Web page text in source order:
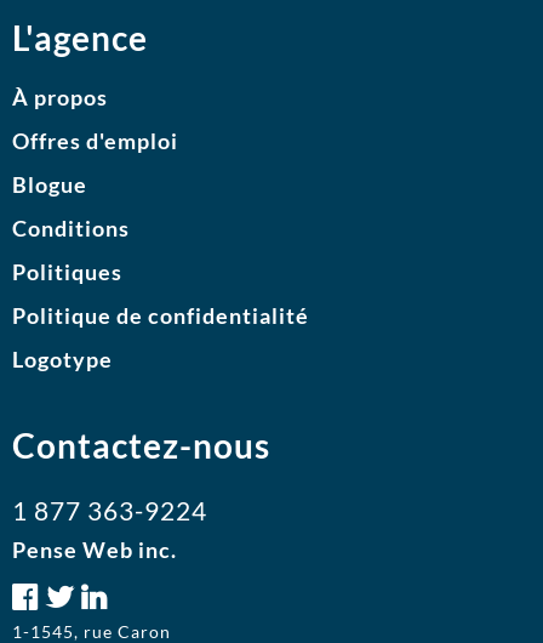
L'agence
À propos
Offres d'emploi
Blogue
Conditions
Politiques
Politique de confidentialité
Logotype
Contactez-nous
1 877 363-9224
Pense Web inc.
1-1545, rue Caron